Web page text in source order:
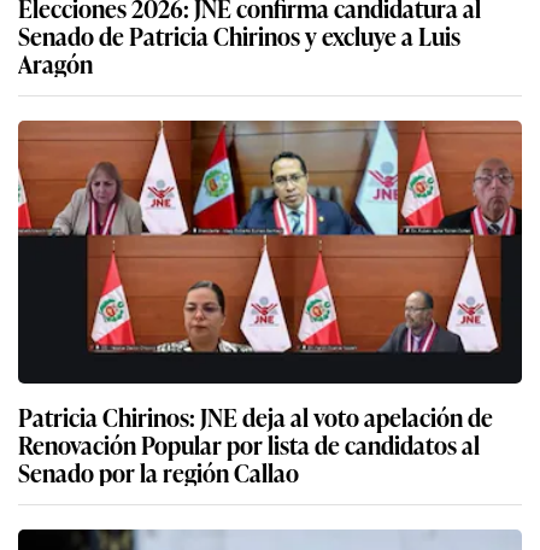
Senado de Patricia Chirinos y excluye a Luis
Aragón
Patricia Chirinos: JNE deja al voto apelación de
Renovación Popular por lista de candidatos al
Senado por la región Callao